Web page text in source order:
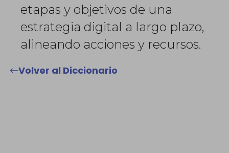
etapas y objetivos de una
estrategia digital a largo plazo,
alineando acciones y recursos.
Volver al Diccionario